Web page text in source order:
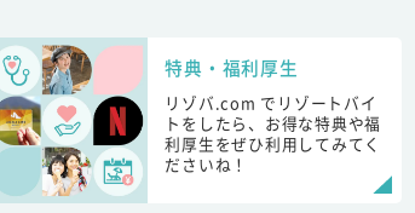
特典・福利厚生
リゾバ.com でリゾートバイ
トをしたら、お得な特典や福
利厚生をぜひ利用してみてく
ださいね！